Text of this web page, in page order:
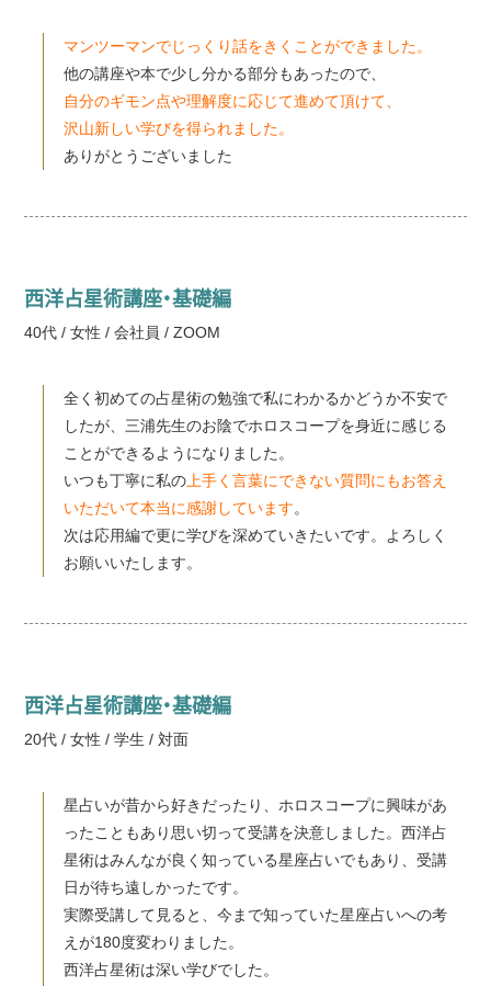
マンツーマンでじっくり話をきくことができました。
他の講座や本で少し分かる部分もあったので、
自分のギモン点や理解度に応じて進めて頂けて、
沢山新しい学びを得られました。
ありがとうございました
西洋占星術講座・基礎編
40代 / 女性 / 会社員 / ZOOM
全く初めての占星術の勉強で私にわかるかどうか不安で
したが、三浦先生のお陰でホロスコープを身近に感じる
ことができるようになりました。
いつも丁寧に私の 上手く言葉にできない質問にもお答え
いただいて本当に感謝しています。
次は応用編で更に学びを深めていきたいです。よろしく
お願いいたします。
西洋占星術講座・基礎編
20代 / 女性 / 学生 / 対面
星占いが昔から好きだったり、ホロスコープに興味があ
ったこともあり思い切って受講を決意しました。西洋占
星術はみんなが良く知っている星座占いでもあり、受講
日が待ち遠しかったです。
実際受講して見ると、今まで知っていた星座占いへの考
えが180度変わりました。
西洋占星術は深い学びでした。